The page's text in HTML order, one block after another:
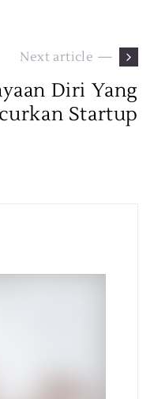
Next article —
Diri Yang
Startup